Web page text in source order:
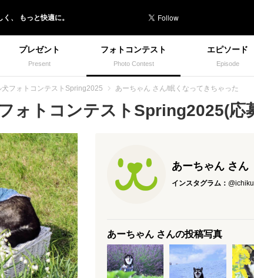
、 もっと快適に。
プレゼント
Present
フォトコンテスト
Photo Contest
エピソード
Episode
犬フォトコンテストSpring2025 あーちゃん さん/眠くなってきちゃった
ォトコンテストSpring2025(応
あーちゃん さん
インスタグラム：
あーちゃん さんの投稿写真